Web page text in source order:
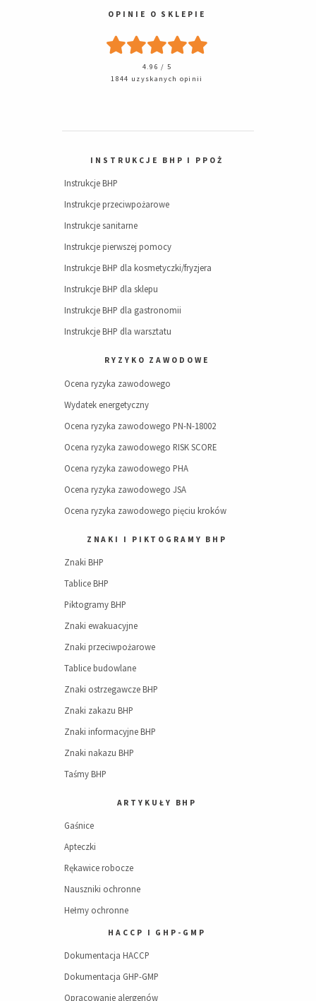
OPINIE O SKLEPIE
4.96 / 5
1844 uzyskanych opinii
INSTRUKCJE BHP I PPOŻ
Instrukcje BHP
Instrukcje przeciwpożarowe
Instrukcje sanitarne
Instrukcje pierwszej pomocy
Instrukcje BHP dla kosmetyczki/fryzjera
Instrukcje BHP dla sklepu
Instrukcje BHP dla gastronomii
Instrukcje BHP dla warsztatu
RYZYKO ZAWODOWE
Ocena ryzyka zawodowego
Wydatek energetyczny
Ocena ryzyka zawodowego PN-N-18002
Ocena ryzyka zawodowego RISK SCORE
Ocena ryzyka zawodowego PHA
Ocena ryzyka zawodowego JSA
Ocena ryzyka zawodowego pięciu kroków
ZNAKI I PIKTOGRAMY BHP
Znaki BHP
Tablice BHP
Piktogramy BHP
Znaki ewakuacyjne
Znaki przeciwpożarowe
Tablice budowlane
Znaki ostrzegawcze BHP
Znaki zakazu BHP
Znaki informacyjne BHP
Znaki nakazu BHP
Taśmy BHP
ARTYKUŁY BHP
Gaśnice
Apteczki
Rękawice robocze
Nauszniki ochronne
Hełmy ochronne
HACCP I GHP-GMP
Dokumentacja HACCP
Dokumentacja GHP-GMP
Opracowanie alergenów